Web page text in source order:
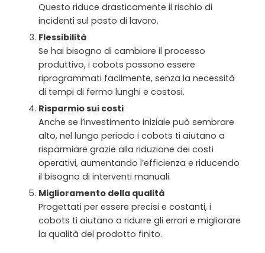
Questo riduce drasticamente il rischio di
incidenti sul posto di lavoro.
Flessibilità
Se hai bisogno di cambiare il processo
produttivo, i cobots possono essere
riprogrammati facilmente, senza la necessità
di tempi di fermo lunghi e costosi.
Risparmio sui costi
Anche se l’investimento iniziale può sembrare
alto, nel lungo periodo i cobots ti aiutano a
risparmiare grazie alla riduzione dei costi
operativi, aumentando l’efficienza e riducendo
il bisogno di interventi manuali.
Miglioramento della qualità
Progettati per essere precisi e costanti, i
cobots ti aiutano a ridurre gli errori e migliorare
la qualità del prodotto finito.